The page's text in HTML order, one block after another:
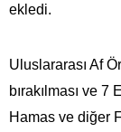
ekledi.
Uluslararası Af
bırakılması ve
Hamas ve diğer